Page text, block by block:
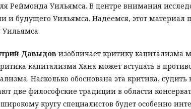
Реймонда Уильямса. В центре внимания
и будущего Уильямса. Надеемся, этот материал
Уильямса.
Давыдов изобличает критику капитализма
капитализма Хана может вступать в
Насколько обоснована эта критика, судить
две философские традиции в области
кругу специалистов будет особенно